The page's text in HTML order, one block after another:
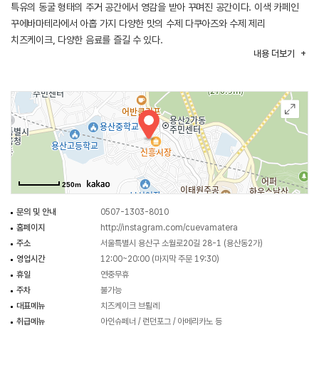
특유의 동굴 형태의 주거 공간에서 영감을 받아 꾸며진 공간이다. 이색 카페인
꾸에바마테라에서 아홉 가지 다양한 맛의 수제 다쿠아즈와 수제 제리
치즈케이크, 다양한 음료를 즐길 수 있다.
내용 더보기
250m
문의 및 안내
0507-1303-8010
홈페이지
http://instagram.com/cuevamatera
주소
서울특별시 용산구 소월로20길 28-1 (용산동2가)
영업시간
12:00~20:00 (마지막 주문 19:30)
휴일
연중무휴
주차
불가능
대표메뉴
치즈케이크 브륄레
취급메뉴
아인슈페너 / 런던포그 / 아메리카노 등